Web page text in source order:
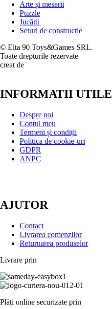
Arte și meserii
Puzzle
Jucării
Seturi de construcție
© Elta 90 Toys&Games SRL.
Toate drepturile rezervate
creat de
INFORMATII UTILE
Despre noi
Contul meu
Termeni și condiții
Politica de cookie-uri
GDPR
ANPC
AJUTOR
Contact
Livrarea comenzilor
Returnarea produselor
Livrare prin
Plăți online securizate prin